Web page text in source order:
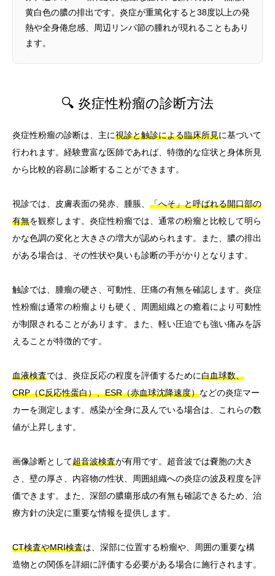
黄白色の膿の排出です。炎症が重篤化すると38度以上の発
熱や全身倦怠感、周辺リンパ節の腫れが現れることもあり
ます。
🔍 炎症性粉瘤の診断方法
炎症性粉瘤の診断は、主に視診と触診による臨床所見に基づいて
行われます。経験豊富な医師であれば、特徴的な症状と身体所見
から比較的容易に診断することができます。
視診では、皮膚表面の発赤、腫脹、 「へそ」と呼ばれる開口部の
有無を観察します。炎症性粉瘤では、通常の粉瘤と比較して明ら
かな色調の変化と大きさの増大が認められます。また、膿の排出
がある場合は、その性状や臭いも診断の手がかりとなります。
触診では、腫瘤の硬さ、可動性、圧痛の有無を確認します。炎症
性粉瘤は通常の粉瘤よりも硬く、周囲組織との癒着により可動性
が制限されることがあります。また、軽い圧迫でも強い痛みを訴
えることが特徴的です。
血液検査では、炎症反応の程度を評価するために白血球数、
CRP（C反応性蛋白）、ESR（赤血球沈降速度）などの炎症マー
カーを測定します。感染が全身に及んでいる場合は、これらの数
値が上昇します。
画像診断として超音波検査が有用です。超音波では嚢胞の大き
さ、壁の厚さ、内容物の性状、周囲組織への炎症の波及程度を評
価できます。また、深部の膿瘍形成の有無も確認できるため、治
療方針の決定に重要な情報を提供します。
CT検査やMRI検査は、深部に位置する粉瘤や、周囲の重要な構
造物との関係を詳細に評価する必要がある場合に施行されます。